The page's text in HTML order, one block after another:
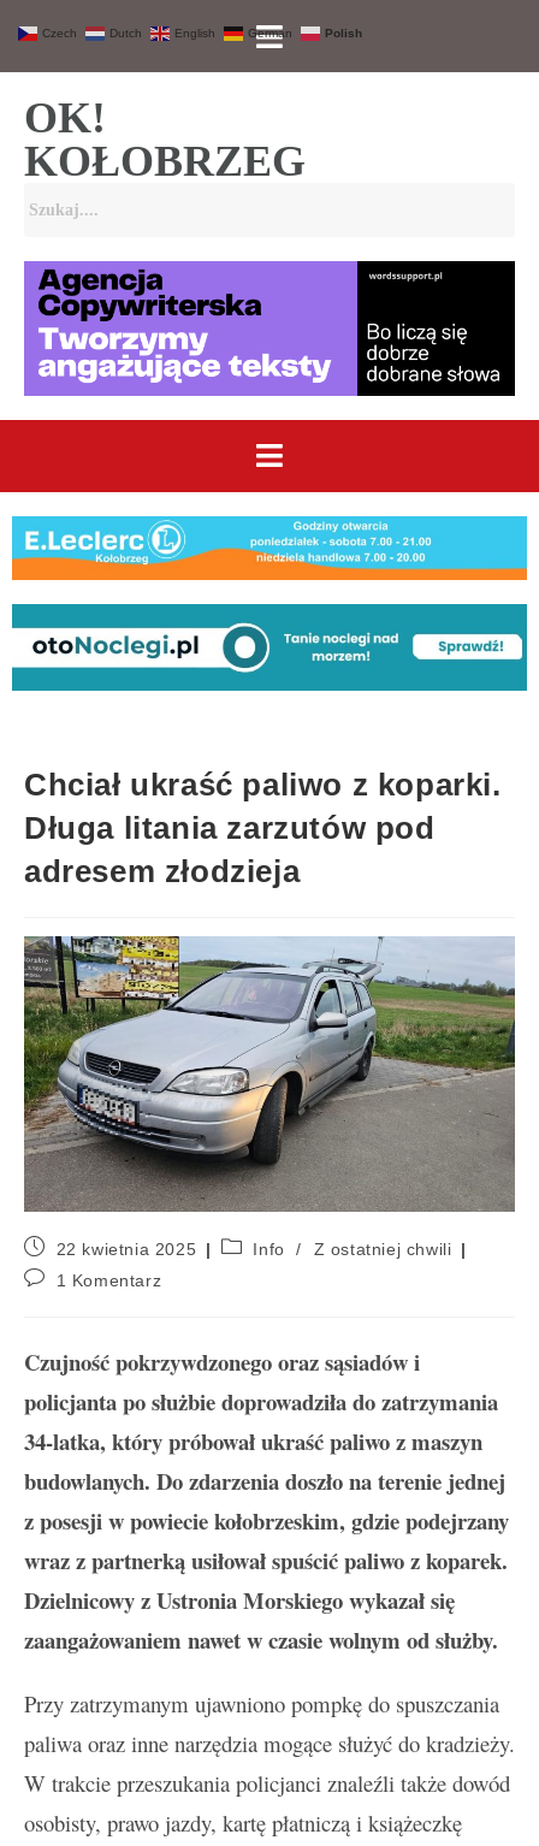
OK!
KOŁOBRZEG
Chciał ukraść paliwo z koparki.
Długa litania zarzutów pod
adresem złodzieja
22 kwietnia 2025 Info /
Z ostatniej chwili
1 Komentarz
Czujność pokrzywdzonego oraz sąsiadów i
policjanta po służbie doprowadziła do zatrzymania
34-latka, który próbował ukraść paliwo z maszyn
budowlanych. Do zdarzenia doszło na terenie jednej
z posesji w powiecie kołobrzeskim, gdzie podejrzany
wraz z partnerką usiłował spuścić paliwo z koparek.
Dzielnicowy z Ustronia Morskiego wykazał się
zaangażowaniem nawet w czasie wolnym od służby.
Przy zatrzymanym ujawniono pompkę do spuszczania
paliwa oraz inne narzędzia mogące służyć do kradzieży.
W trakcie przeszukania policjanci znaleźli także dowód
osobisty, prawo jazdy, kartę płatniczą i książeczkę
Czech Dutch English German Polish